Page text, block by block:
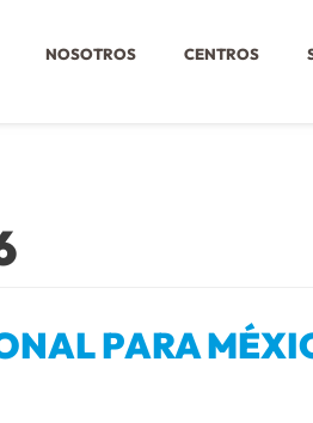
NOSOTROS CENTROS
PARA